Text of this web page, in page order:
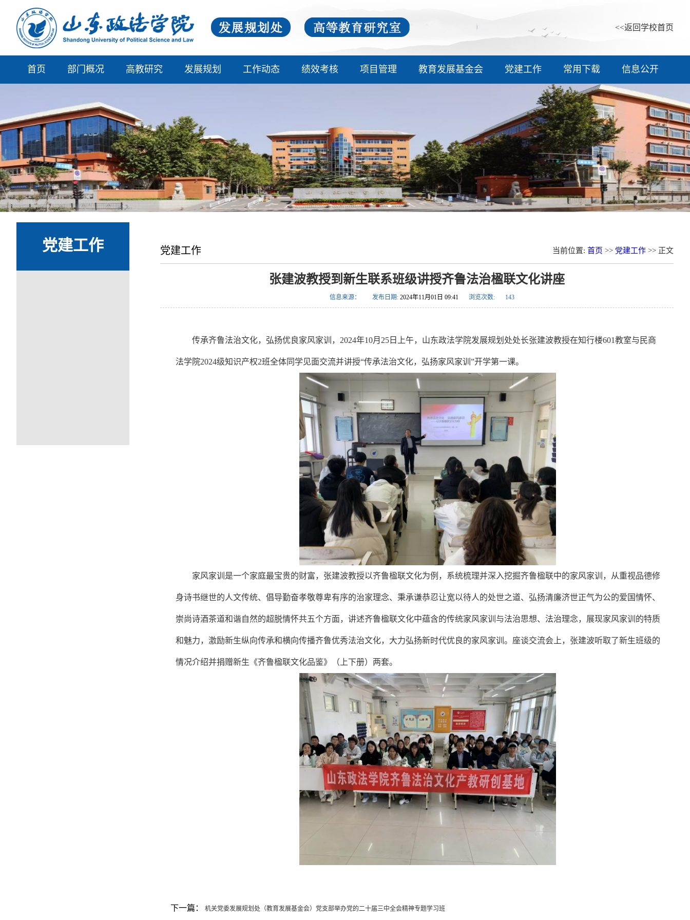
<<返回学校首页
首页 部门概况 高教研究 发展规划 工作动态 绩效考核 项目管理 教育发展基金会 党建工作 常用下载 信息公开
党建工作 党建工作 当前位置: 首页 >> 党建工作 >> 正文
张建波教授到新生联系班级讲授齐鲁法治楹联文化讲座
信息来源： 发布日期: 2024年11月01日 09:41 浏览次数: 143
传承齐鲁法治文化，弘扬优良家风家训， 2024年10月25日上午，山东政法学院发展规划处处长张建波教授在知行楼601教室与民商
法学院2024级知识产权2班全体同学见面交流并讲授“传承法治文化，弘扬家风家训”开学第一课。
家风家训是一个家庭最宝贵的财富，张建波教授以齐鲁楹联文化为例，系统梳理并深入挖掘齐鲁楹联中的家风家训，从重视品德修
身诗书继世的人文传统、倡导勤奋孝敬尊卑有序的治家理念、秉承谦恭忍让宽以待人的处世之道、弘扬清廉济世正气为公的爱国情怀、
崇尚诗酒茶道和谐自然的超脱情怀共五个方面，讲述齐鲁楹联文化中蕴含的传统家风家训与法治思想、法治理念，展现家风家训的特质
和魅力，激励新生纵向传承和横向传播齐鲁优秀法治文化，大力弘扬新时代优良的家风家训。座谈交流会上，张建波听取了新生班级的
情况介绍并捐赠新生《齐鲁楹联文化品鉴》（上下册）两套。
下一篇： 机关党委发展规划处（教育发展基金会）党支部举办党的二十届三中全会精神专题学习班